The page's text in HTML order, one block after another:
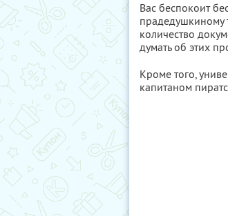
Вас беспокоит
прадедушкиному
количество
думать об этих
Кроме того,
капитаном